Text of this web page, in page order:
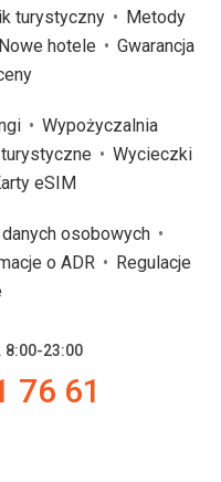
turystyczny
Metody
Nowe hotele
Gwarancja
Wypożyczalnia
Wycieczki
eSIM
danych osobowych
o ADR
Regulacje
8:00-23:00
76 61